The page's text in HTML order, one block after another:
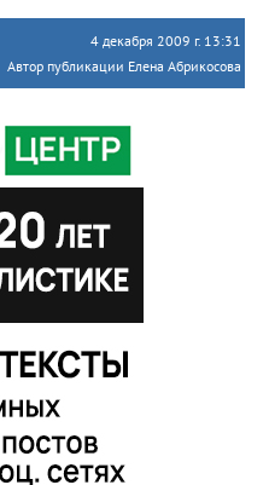
4 декабря 2009 г. 13:31
Автор публикации Елена Абрикосова